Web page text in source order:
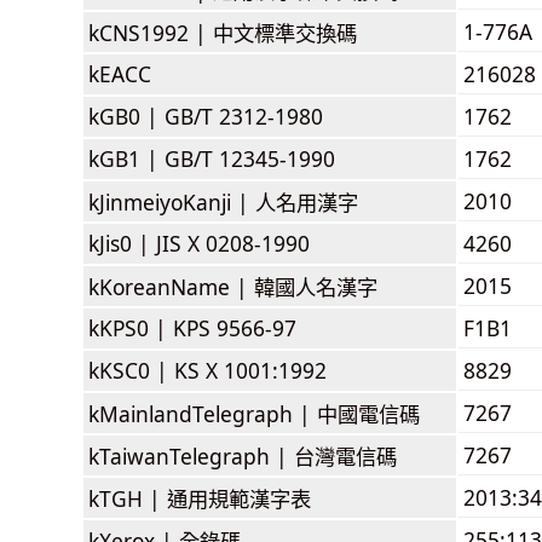
kCNS1992 | 中文標準交換碼
1-776A
kEACC
216028
kGB0 | GB/T 2312-1980
1762
kGB1 | GB/T 12345-1990
1762
kJinmeiyoKanji | 人名用漢字
2010
kJis0 | JIS X 0208-1990
4260
kKoreanName | 韓國人名漢字
2015
kKPS0 | KPS 9566-97
F1B1
kKSC0 | KS X 1001:1992
8829
kMainlandTelegraph | 中國電信碼
7267
kTaiwanTelegraph | 台灣電信碼
7267
kTGH | 通用規範漢字表